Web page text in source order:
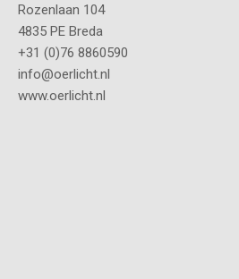
Rozenlaan 104
4835 PE Breda
+31 (0)76 8860590
info@oerlicht.nl
www.oerlicht.nl